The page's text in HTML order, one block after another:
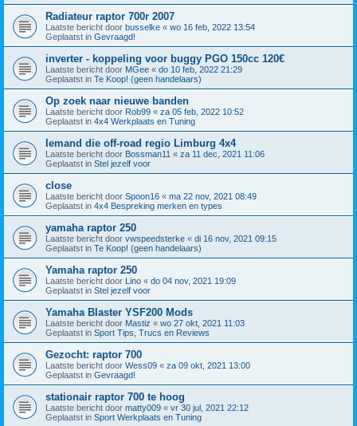
Radiateur raptor 700r 2007
Laatste bericht door busselke « wo 16 feb, 2022 13:54
Geplaatst in Gevraagd!
inverter - koppeling voor buggy PGO 150cc 120€
Laatste bericht door MGee « do 10 feb, 2022 21:29
Geplaatst in Te Koop! (geen handelaars)
Op zoek naar nieuwe banden
Laatste bericht door Rob99 « za 05 feb, 2022 10:52
Geplaatst in 4x4 Werkplaats en Tuning
Iemand die off-road regio Limburg 4x4
Laatste bericht door Bossman11 « za 11 dec, 2021 11:06
Geplaatst in Stel jezelf voor
close
Laatste bericht door Spoon16 « ma 22 nov, 2021 08:49
Geplaatst in 4x4 Bespreking merken en types
yamaha raptor 250
Laatste bericht door vwspeedsterke « di 16 nov, 2021 09:15
Geplaatst in Te Koop! (geen handelaars)
Yamaha raptor 250
Laatste bericht door Lino « do 04 nov, 2021 19:09
Geplaatst in Stel jezelf voor
Yamaha Blaster YSF200 Mods
Laatste bericht door Mastiz « wo 27 okt, 2021 11:03
Geplaatst in Sport Tips, Trucs en Reviews
Gezocht: raptor 700
Laatste bericht door Wess09 « za 09 okt, 2021 13:00
Geplaatst in Gevraagd!
stationair raptor 700 te hoog
Laatste bericht door matty009 « vr 30 jul, 2021 22:12
Geplaatst in Sport Werkplaats en Tuning